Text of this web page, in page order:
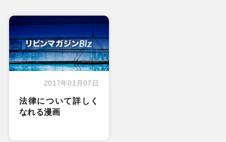
2017年01月07日
法律について詳しく
なれる漫画